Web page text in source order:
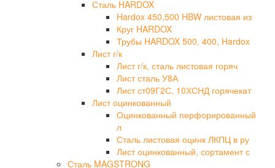
Сталь HARDOX
Hardox 450,500 HBW листовая из
Круг HARDOX
Трубы HARDOX 500, 400, Hardox
Лист г/к
Лист г/к, сталь листовая горяч
Лист сталь У8А
Лист ст09Г2С, 10ХСНД горячекат
Лист оцинкованный
Оцинкованный перфорированный
л
Сталь листовая оцинк ЛКПЦ в ру
Лист оцинкованный, сортамент с
Сталь MAGSTRONG